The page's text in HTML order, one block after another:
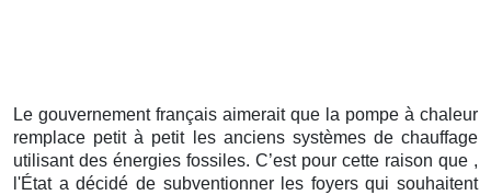
Le gouvernement français aimerait que la pompe à chaleur
remplace petit à petit les anciens systèmes de chauffage
utilisant des énergies fossiles. C’est pour cette raison que ,
l'État a décidé de subventionner les foyers qui souhaitent